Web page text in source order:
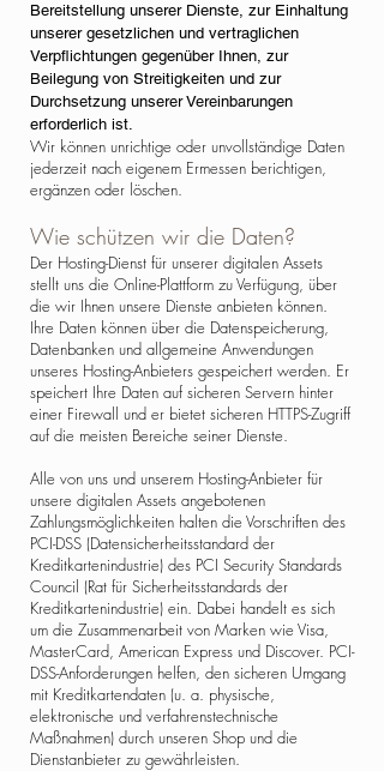
Bereitstellung unserer Dienste, zur Einhaltung
unserer gesetzlichen und vertraglichen
Verpflichtungen gegenüber Ihnen, zur
Beilegung von Streitigkeiten und zur
Durchsetzung unserer Vereinbarungen
erforderlich ist.
Wir können unrichtige oder unvollständige Daten
jederzeit nach eigenem Ermessen berichtigen,
ergänzen oder löschen.
Wie schützen wir die Daten?
Der Hosting-Dienst für unserer digitalen Assets
stellt uns die Online-Plattform zu Verfügung, über
die wir Ihnen unsere Dienste anbieten können.
Ihre Daten können über die Datenspeicherung,
Datenbanken und allgemeine Anwendungen
unseres Hosting-Anbieters gespeichert werden. Er
speichert Ihre Daten auf sicheren Servern hinter
einer Firewall und er bietet sicheren HTTPS-Zugriff
auf die meisten Bereiche seiner Dienste.
Alle von uns und unserem Hosting-Anbieter für
unsere digitalen Assets angebotenen
Zahlungsmöglichkeiten halten die Vorschriften des
PCI-DSS (Datensicherheitsstandard der
Kreditkartenindustrie) des PCI Security Standards
Council (Rat für Sicherheitsstandards der
Kreditkartenindustrie) ein. Dabei handelt es sich
um die Zusammenarbeit von Marken wie Visa,
MasterCard, American Express und Discover. PCI-
DSS-Anforderungen helfen, den sicheren Umgang
mit Kreditkartendaten (u. a. physische,
elektronische und verfahrenstechnische
Maßnahmen) durch unseren Shop und die
Dienstanbieter zu gewährleisten.